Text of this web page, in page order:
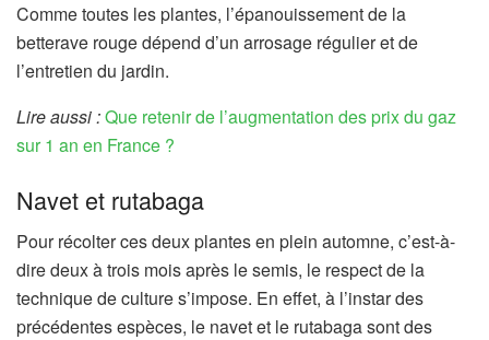
Comme toutes les plantes, l’épanouissement de la
betterave rouge dépend d’un arrosage régulier et de
l’entretien du jardin.
Lire aussi :Que retenir de l’augmentation des prix du gaz
sur 1 an en France ?
Navet et rutabaga
Pour récolter ces deux plantes en plein automne, c’est-à-
dire deux à trois mois après le semis, le respect de la
technique de culture s’impose. En effet, à l’instar des
précédentes espèces, le navet et le rutabaga sont des